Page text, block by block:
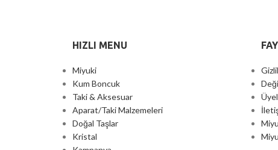
HIZLI MENU
Miyuki
Kum Boncuk
Taki & Aksesuar
Aparat/Taki Malzemeleri
Doğal Taşlar
Kristal